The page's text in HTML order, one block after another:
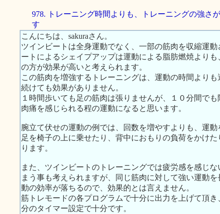
978. トレーニング時間よりも、トレーニングの強さ
す
こんにちは、sakuraさん。
ツインビートは全身運動でなく、一部の筋肉を収縮運
ートによるシェイプアップは運動による脂肪燃焼より
の方が効果が高いと考えられます。
この筋肉を増強するトレーニングは、運動の時間より
続けても効果がありません。
１時間歩いても足の筋肉は張りませんが、１０分間で
肉痛を感じられる程の運動になると思います。
腕立て伏せの運動の例では、回数を増やすよりも、運
足を椅子の上に乗せたり、背中におもりの負荷をかけ
ります。
また、ツインビートのトレーニングでは疲労感を感じ
まう事も考えられますが、同じ筋肉に対して強い運動
動の効率が落ちるので、効果的とは言えません。
筋トレモードの各プログラムで十分に出力を上げて頂
分のタイマー設定で十分です。